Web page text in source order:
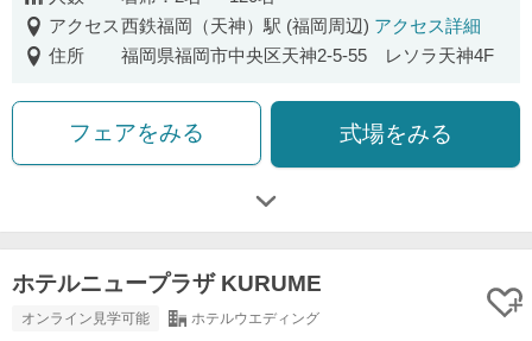
アクセス西鉄福岡（天神）駅 (福岡周辺) アクセス詳細
住所
福岡県福岡市中央区天神2-5-55 レソラ天神4F
フェアをみる 式場をみる
ホテルニュープラザ KURUME
オンライン見学可能 ホテルウエディング